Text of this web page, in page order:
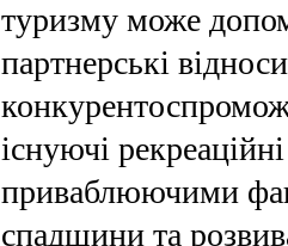
туризму може
партнерські
існуючі
приваблюючими
спадщини та